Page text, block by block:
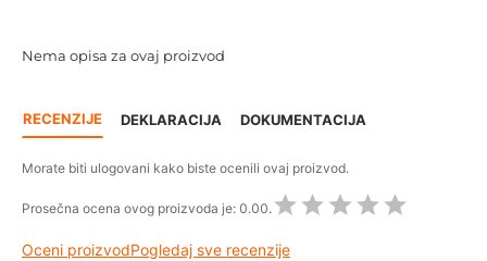
Nema opisa za ovaj proizvod
RECENZIJE DEKLARACIJA DOKUMENTACIJA
Morate biti ulogovani kako biste ocenili ovaj proizvod.
Prosečna ocena ovog proizvoda je: 0.00.
Oceni proizvodPogledaj sve recenzije